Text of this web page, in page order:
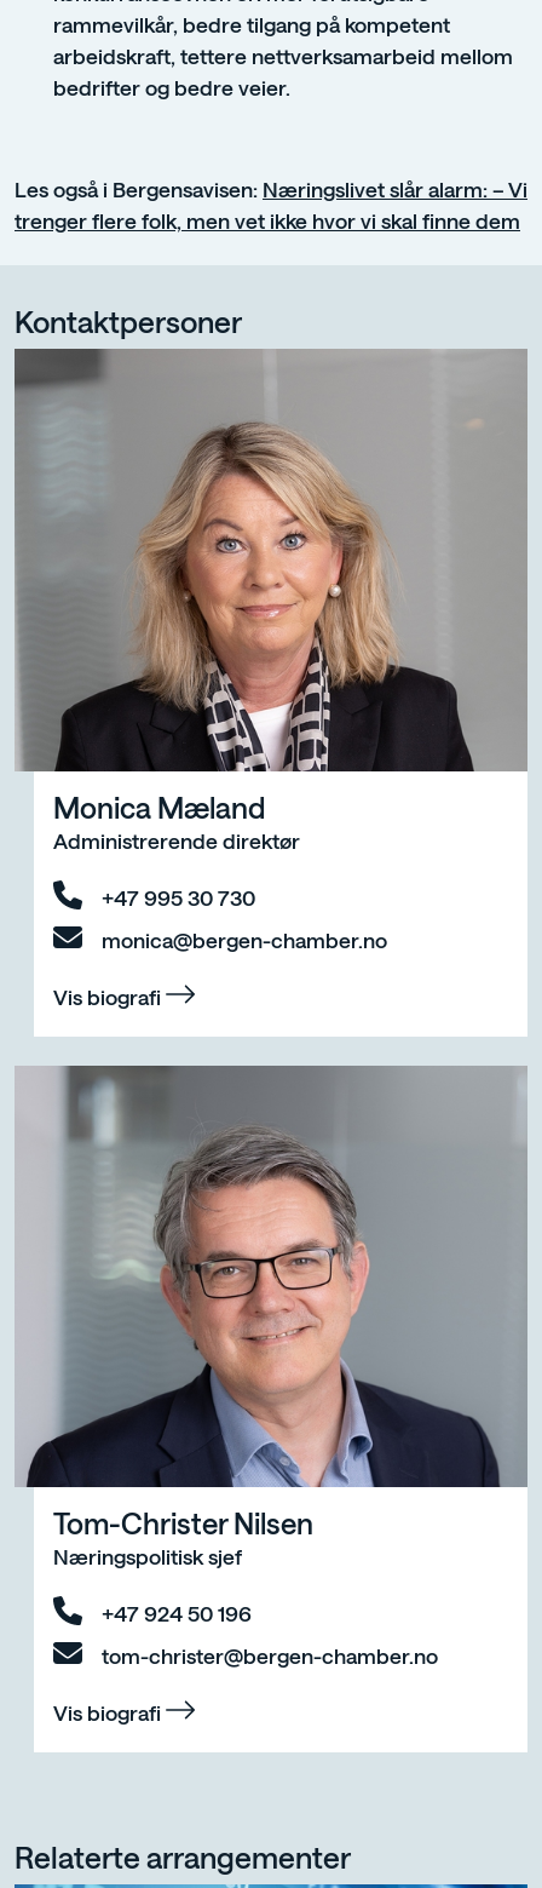
rammevilkår, bedre tilgang på kompetent
arbeidskraft, tettere nettverksamarbeid mellom
bedrifter og bedre veier.
Les også i Bergensavisen: Næringslivet slår alarm: – Vi
trenger flere folk, men vet ikke hvor vi skal finne dem
Kontaktpersoner
Monica Mæland
Administrerende direktør
+47 995 30 730
monica@bergen-chamber.no
Vis biografi
Tom-Christer Nilsen
Næringspolitisk sjef
+47 924 50 196
tom-christer@bergen-chamber.no
Vis biografi
Relaterte arrangementer